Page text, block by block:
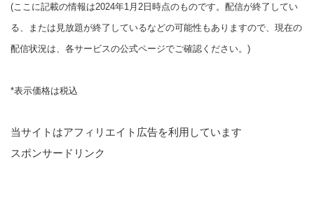
(ここに記載の情報は2024年1月2日時点のものです。配信が終了してい
る、または見放題が終了しているなどの可能性もありますので、現在の
配信状況は、各サービスの公式ページでご確認ください。)
*表示価格は税込
当サイトはアフィリエイト広告を利用しています
スポンサードリンク